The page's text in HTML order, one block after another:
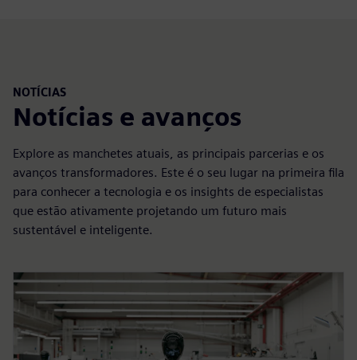
NOTÍCIAS
Notícias e avanços
Explore as manchetes atuais, as principais parcerias e os
avanços transformadores. Este é o seu lugar na primeira fila
para conhecer a tecnologia e os insights de especialistas
que estão ativamente projetando um futuro mais
sustentável e inteligente.